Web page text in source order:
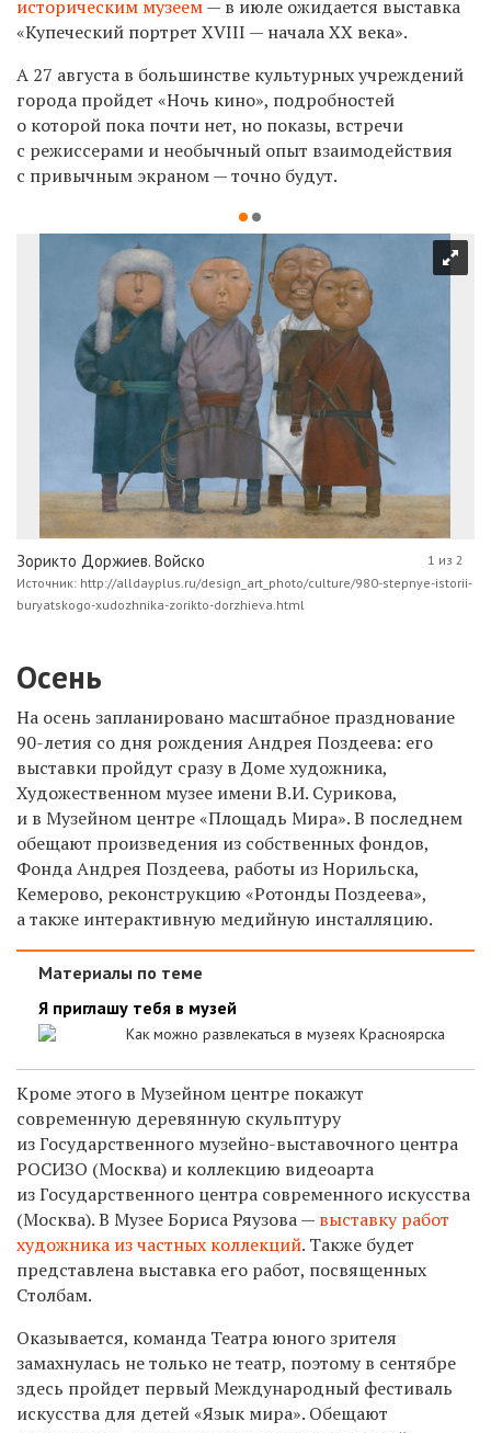
историческим музеем— в июле ожидается выставка
«Купеческий портрет XVIII — начала XX века».
А 27 августа в большинстве культурных учреждений
города пройдет «Ночь кино», подробностей
о которой пока почти нет, но показы, встречи
с режиссерами и необычный опыт взаимодействия
с привычным экраном — точно будут.
Зорикто Доржиев. Войско
Источник: http://alldayplus.ru/design_art_photo/culture/980-stepnye-istorii-
buryatskogo-xudozhnika-zorikto-dorzhieva.html
1 из 2
Осень
На осень запланировано масштабное празднование
90-летия со дня рождения Андрея Поздеева: его
выставки пройдут сразу в Доме художника,
Художественном музее имени В.И. Сурикова,
и в Музейном центре «Площадь Мира». В последнем
обещают произведения из собственных фондов,
Фонда Андрея Поздеева, работы из Норильска,
Кемерово, реконструкцию «Ротонды Поздеева»,
а также интерактивную медийную инсталляцию.
Материалы по теме
Я приглашу тебя в музей
Как можно развлекаться в музеях Красноярска
Кроме этого в Музейном центре покажут
современную деревянную скульптуру
из Государственного музейно-выставочного центра
РОСИЗО (Москва) и коллекцию видеоарта
из Государственного центра современного искусства
(Москва). В Музее Бориса Ряузова ­— выставку работ
художника из частных коллекций. Также будет
представлена выставка его работ, посвященных
Столбам.
Оказывается, команда Театра юного зрителя
замахнулась не только не театр, поэтому в сентябре
здесь пройдет первый Международный фестиваль
искусства для детей «Язык мира». Обещают